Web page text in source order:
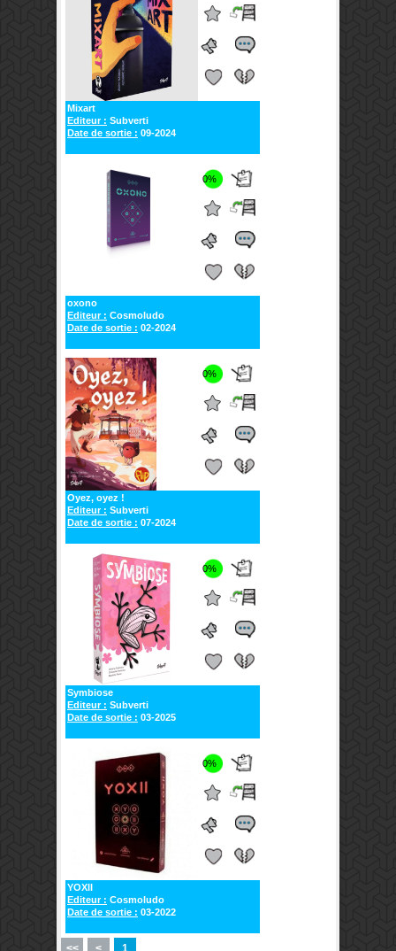
Mixart
Editeur : Subverti
Date de sortie : 09-2024
0%
oxono
Editeur : Cosmoludo
Date de sortie : 02-2024
0%
Oyez, oyez !
Editeur : Subverti
Date de sortie : 07-2024
0%
Symbiose
Editeur : Subverti
Date de sortie : 03-2025
0%
YOXII
Editeur : Cosmoludo
Date de sortie : 03-2022
<< < 1